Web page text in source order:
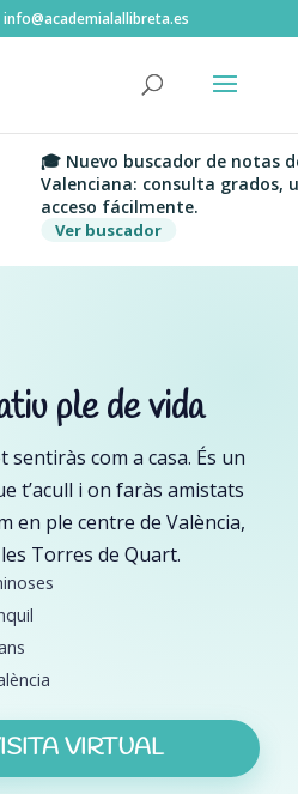
info@academialallibreta.es
buscador de notas de corte
consulta grados,
fácilmente.
buscador
ple de vida
sentiràs com a casa. És un
t’acull i on faràs amistats
en ple centre de València,
Torres de Quart.
VIRTUAL
(S’OBRI EN UNA